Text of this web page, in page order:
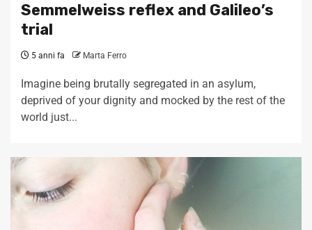
Semmelweiss reflex and Galileo’s
trial
5 anni fa Marta Ferro
Imagine being brutally segregated in an asylum,
deprived of your dignity and mocked by the rest of the
world just...